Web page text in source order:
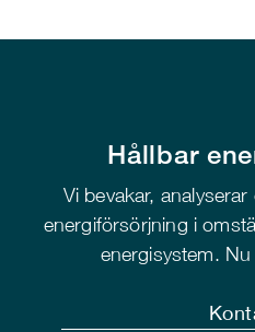
Hållbar
Vi bevakar,
energiförsörjning i
energisystem.